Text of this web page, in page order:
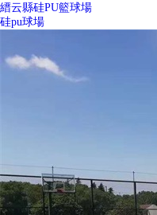
縉云縣硅PU籃球場
硅pu球場